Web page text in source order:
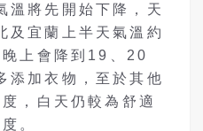
溫將先開始下降，天
及宜蘭上半天氣溫約
上會降到19、20
添加衣物，至於其他
，白天仍較為舒適
。